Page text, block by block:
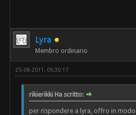
Lyra
Membro ordinario
25-08-2011, 05:30 17
rikierikki Ha scritto:
per rispondere a lyra, offro in